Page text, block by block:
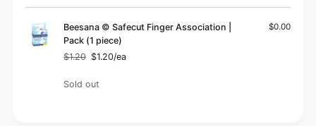
cart
Beesana © Safecut Finger Association |
Pack (1 piece)
Regular
$1.20
Sale
$1.20/ea
$0.00
Quantity
Sold out